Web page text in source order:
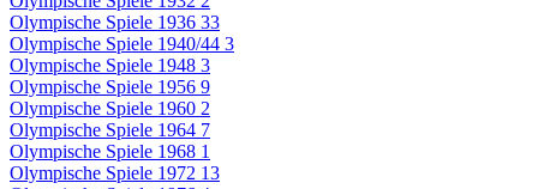
Olympische Spiele 1936 33
Olympische Spiele 1940/44 3
Olympische Spiele 1948 3
Olympische Spiele 1956 9
Olympische Spiele 1960 2
Olympische Spiele 1964 7
Olympische Spiele 1968 1
Olympische Spiele 1972 13